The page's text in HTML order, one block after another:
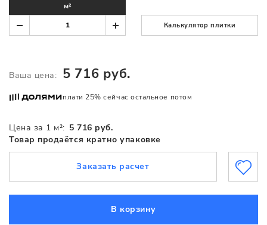
Цена за 1 м²: 5 716 руб.
Товар продаётся кратно упаковке
м²
Калькулятор плитки
Ваша цена: 5 716 руб.
плати 25% сейчас остальное потом
В корзину
Заказать расчет